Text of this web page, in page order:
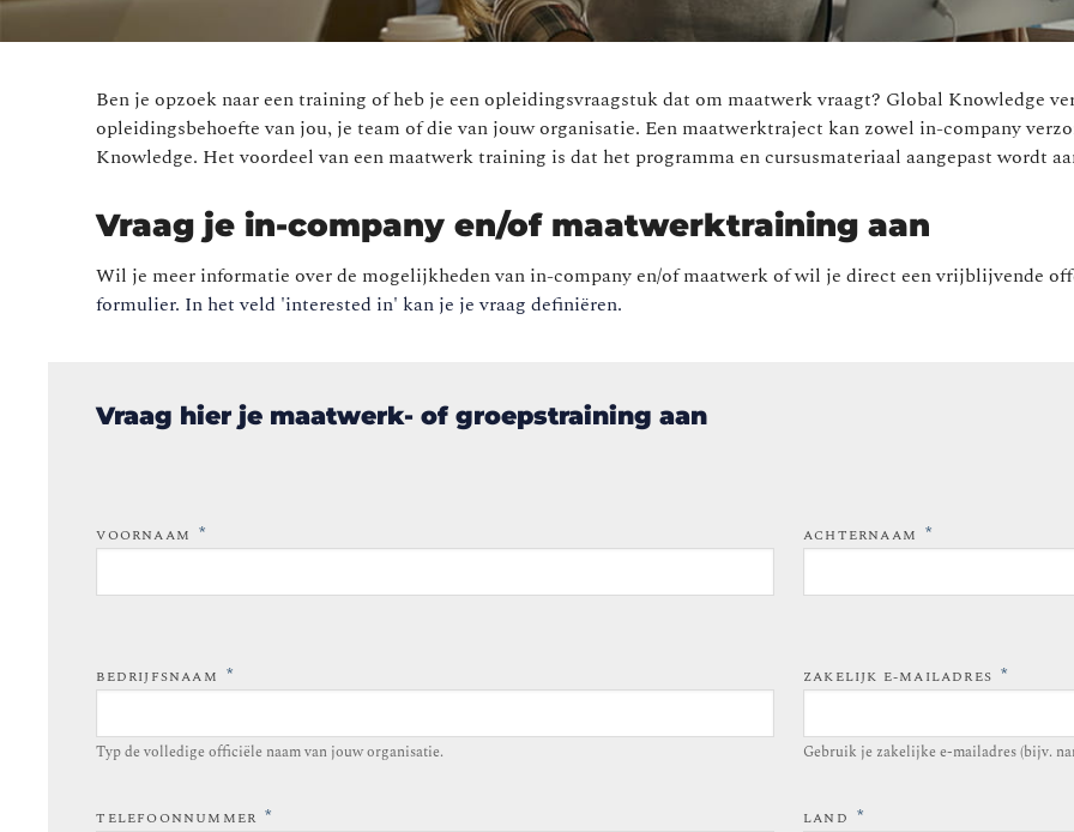
Ben je opzoek naar een training of heb je een opleidingsvraagstuk dat om maatwerk vraagt? Global Knowledge
opleidingsbehoefte van jou, je team of die van jouw organisatie. Een maatwerktraject kan zowel in-company
Knowledge. Het voordeel van een maatwerk training is dat het programma en cursusmateriaal aangepast wordt
Vraag je in-company en/of maatwerktraining aan
Wil je meer informatie over de mogelijkheden van in-company en/of maatwerk of wil je direct een vrijblijvende
formulier. In het veld 'interested in' kan je je vraag definiëren.
Vraag hier je maatwerk- of groepstraining aan
VOORNAAM * ACHTERNAAM *
BEDRIJFSNAAM *
Typ de volledige officiële naam van jouw organisatie.
ZAKELIJK E-MAILADRES *
Gebruik je zakelijke e-mailadres (bijv.
TELEFOONNUMMER * LAND *